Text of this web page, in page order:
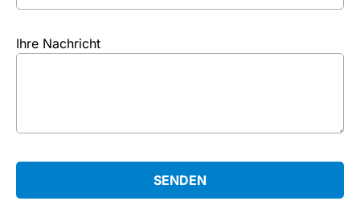
Ihre Nachricht